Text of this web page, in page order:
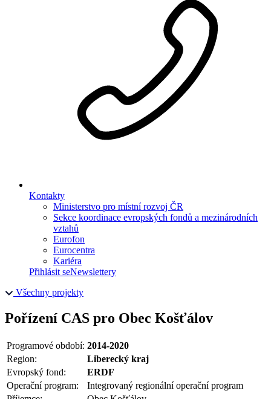
Kontakty
Ministerstvo pro místní rozvoj ČR
Sekce koordinace evropských fondů a mezinárodních
vztahů
Eurofon
Eurocentra
Kariéra
Přihlásit seNewslettery
Všechny projekty
Pořízení CAS pro Obec Košťálov
Programové období: 2014-2020
Region:
Liberecký kraj
Evropský fond:
ERDF
Operační program:
Integrovaný regionální operační program